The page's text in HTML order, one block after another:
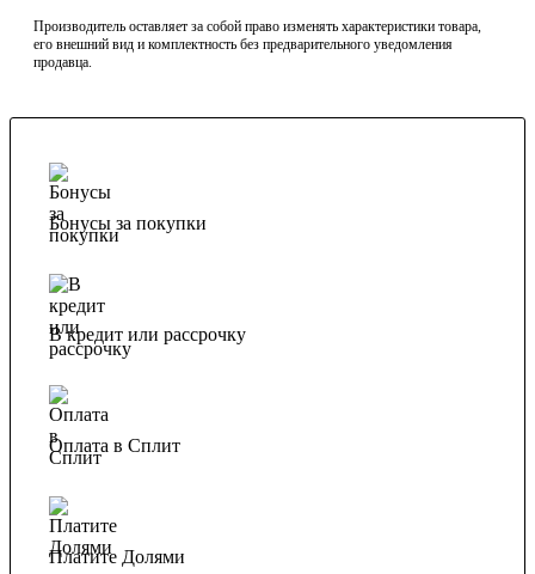
Производитель оставляет за собой право изменять характеристики товара,
его внешний вид и комплектность без предварительного уведомления
продавца.
Бонусы за покупки
В кредит или рассрочку
Оплата в Сплит
Платите Долями